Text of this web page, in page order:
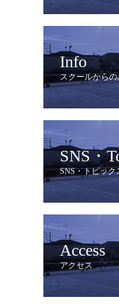
Info
スクールから
SNS・
SNS・トピック
Access
アクセス